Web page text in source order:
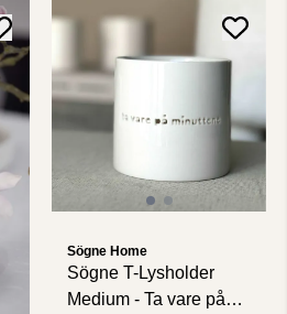
Sögne Home
Sögne T-Lysholder
Medium - Ta vare på